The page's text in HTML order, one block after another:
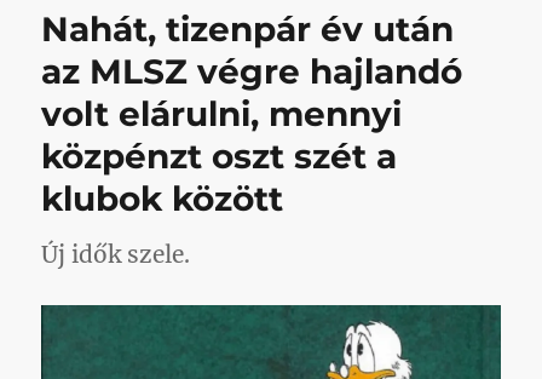
Nahát, tizenpár év után
az MLSZ végre hajlandó
volt elárulni, mennyi
közpénzt oszt szét a
klubok között
Új idők szele.